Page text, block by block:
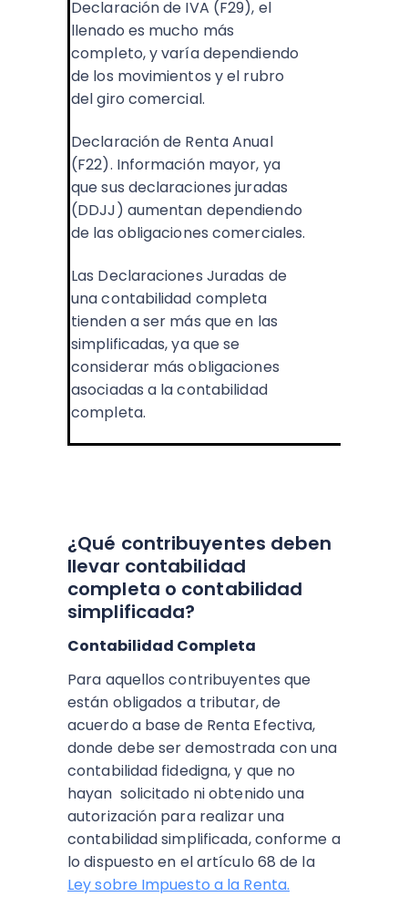
Declaración de IVA (F29), el
llenado es mucho más
completo, y varía dependiendo
de los movimientos y el rubro
del giro comercial.
Declaración de Renta Anual
(F22). Información mayor, ya
que sus declaraciones juradas
(DDJJ) aumentan dependiendo
de las obligaciones comerciales.
Las Declaraciones Juradas de
una contabilidad completa
tienden a ser más que en las
simplificadas, ya que se
considerar más obligaciones
asociadas a la contabilidad
completa.
¿Qué contribuyentes deben
llevar contabilidad
completa o contabilidad
simplificada?
Contabilidad Completa
Para aquellos contribuyentes que
están obligados a tributar, de
acuerdo a base de Renta Efectiva,
donde debe ser demostrada con una
contabilidad fidedigna, y que no
hayan solicitado ni obtenido una
autorización para realizar una
contabilidad simplificada, conforme a
lo dispuesto en el artículo 68 de la
Ley sobre Impuesto a la Renta.